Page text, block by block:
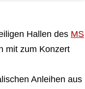
Hallen des MS
mit zum Konzert
Anleihen aus